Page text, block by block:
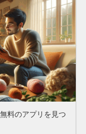
料のアプリを見つ